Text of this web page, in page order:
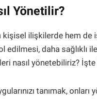
Yönetilir?
ilişkilerde hem de
daha sağlıklı
nasıl yönetebiliriz?
tanımak,